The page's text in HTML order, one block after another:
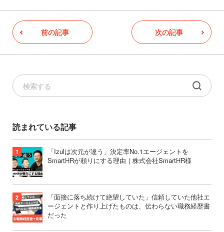
前の記事 次の記事
読まれている記事
「Izulは次元が違う」決定率No.1エージェントを
SmartHRが頼りにする理由｜株式会社SmartHR様
「面接に落ち続けて絶望していた」信頼していた他社エ
ージェントと作り上げたものは、伝わらない職務経歴書
だった